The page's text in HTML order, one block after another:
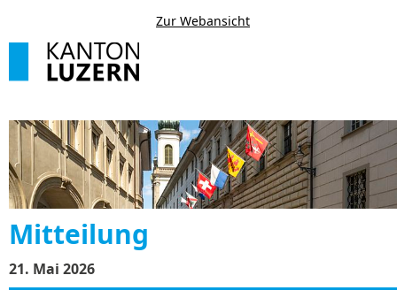
Zur Webansicht
Mitteilung
21. Mai 2026